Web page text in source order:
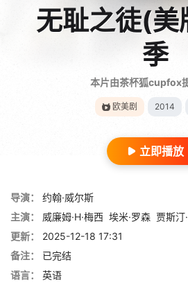
无耻之徒(美
季
本片由茶杯狐cupfox
欧美剧 2014
立即播放
导演：
约翰·威尔斯
主演：
威廉姆·H·梅西 埃米·罗森 贾斯汀
更新：
2025-12-18 17:31
备注：
已完结
语言：
英语